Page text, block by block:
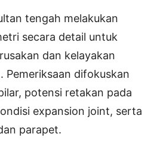
tengah melakukan
secara detail untuk
dan kelayakan
Pemeriksaan difokuskan
potensi retakan pada
expansion joint, serta
parapet.